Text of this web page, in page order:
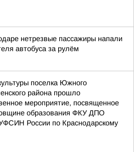
нетрезвые пассажиры напали
автобуса за рулём
поселка Южного
района прошло
мероприятие, посвященное
образования ФКУ ДПО
России по Краснодарскому